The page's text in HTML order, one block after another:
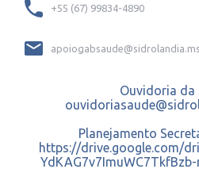
+55 (67) 99834-4890
Ouvidoria da
Planejamento
https://drive.google.com/